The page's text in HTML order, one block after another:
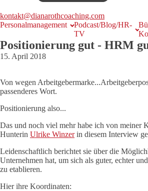
kontakt@dianarothcoaching.com
Personalmanagement
Podcast/Blog/HR-
TV
Positionierung gut - HRM
15. April 2018
Von wegen
passenderes Wort.
Positionierung also...
Das und noch viel mehr habe ich von meiner
Hunterin Ulrike Winzerin diesem Interview
Leidenschaftlich berichtet sie über die
Unternehmen hat, um sich als guter, echter
zu etablieren.
Hier ihre Koordinaten: